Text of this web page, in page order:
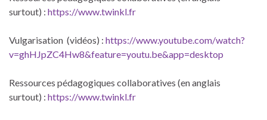
surtout) : https://www.twinkl.fr
Vulgarisation (vidéos) : https://www.youtube.com/watch?
v=ghHJpZC4Hw8&feature=youtu.be&app=desktop
Ressources pédagogiques collaboratives (en anglais
surtout) : https://www.twinkl.fr